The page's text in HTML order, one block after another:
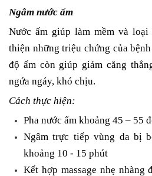
Ngâm nước ấm
Nước ấm giúp làm mềm và
thiện những triệu chứng của
độ ấm còn giúp giảm căng
ngứa ngáy, khó chịu.
Cách thực hiện:
Pha nước ấm khoảng 45 – 55
Ngâm trực tiếp vùng da bị
khoảng 10 - 15 phút
Kết hợp massage nhẹ nhàng